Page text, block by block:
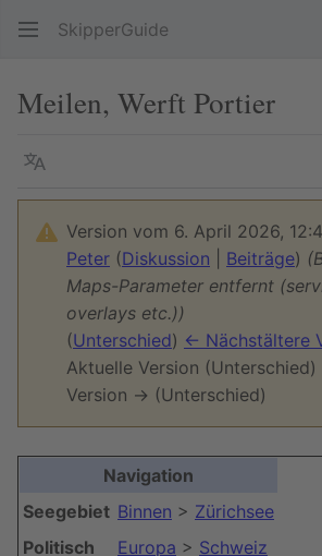
SkipperGuide
Meilen, Werft Portier
Sprache
Version vom 6. April 2026,
Peter (Diskussion Beiträge)
Maps-Parameter entfernt
overlays etc.))
(Unterschied) ← Nächstältere
Aktuelle Version
Version → (Unterschied)
Navigation
Seegebiet Binnen > Zürichsee
Politisch
Europa > Schweiz